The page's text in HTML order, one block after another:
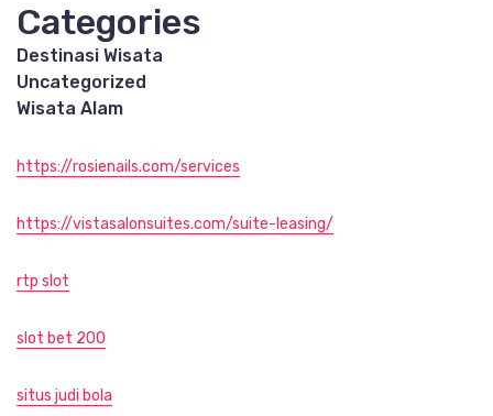
Categories
Destinasi Wisata
Uncategorized
Wisata Alam
https://rosienails.com/services
https://vistasalonsuites.com/suite-leasing/
rtp slot
slot bet 200
situs judi bola